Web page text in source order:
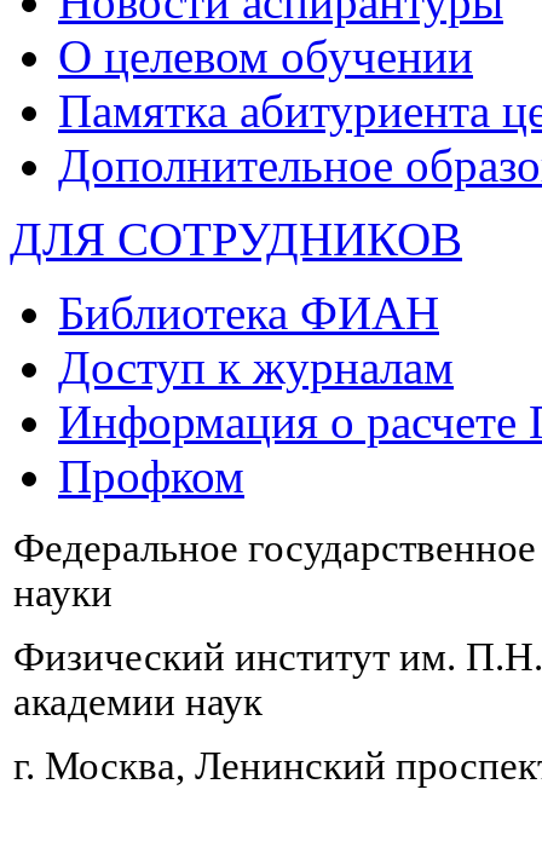
О целевом обучении
Памятка абитуриента
Дополнительное
ДЛЯ СОТРУДНИКОВ
Библиотека ФИАН
Доступ к журналам
Информация о
Профком
Федеральное
науки
Физический институт им.
академии наук
г. Москва, Ленинский